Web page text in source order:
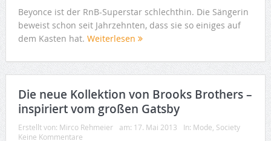
Beyonce ist der RnB-Superstar schlechthin. Die Sängerin
beweist schon seit Jahrzehnten, dass sie so einiges auf
dem Kasten hat. Weiterlesen
Die neue Kollektion von Brooks Brothers –
inspiriert vom großen Gatsby
Erstellt von: Mirco Rehmeier am: 17. Mai 2013 In: Mode, Society
Keine Kommentare